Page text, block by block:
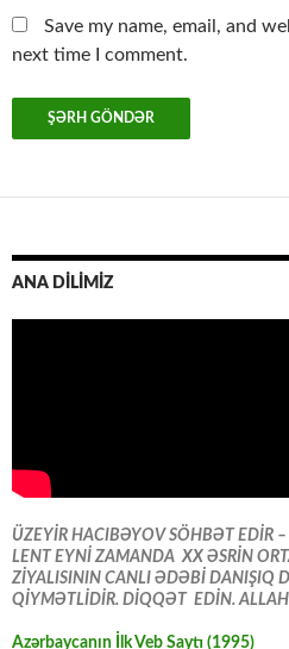
Save my name, email, and
next time I comment.
ANA DİLİMİZ
ÜZEYİR HACIBƏYOV SÖHBƏT EDİR
LENT EYNİ ZAMANDA XX ƏSRİN
ZİYALISININ CANLI ƏDƏBİ DANIŞIQ
QİYMƏTLİDİR. DİQQƏT EDİN.
Azərbaycanın İlk Veb Saytı (1995)